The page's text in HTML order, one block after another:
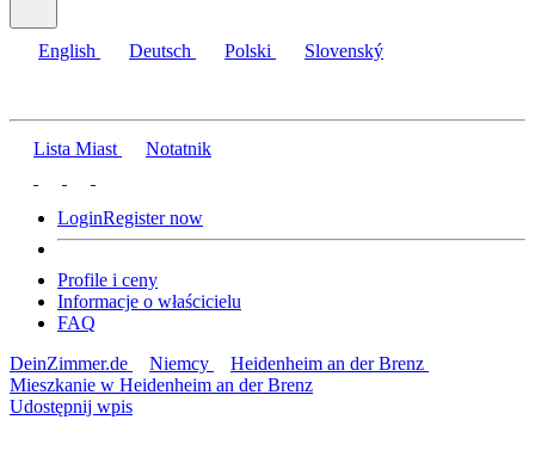
English Deutsch Polski Slovenský
Lista Miast Notatnik
LoginRegister now
Profile i ceny
Informacje o właścicielu
FAQ
DeinZimmer.de
Niemcy
Heidenheim an der Brenz
Mieszkanie w Heidenheim an der Brenz
Udostępnij wpis